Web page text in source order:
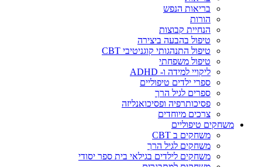
בריאות הנפש
הורות
הנחיית קבוצות
טיפול בהבעה ביצירה
טיפול התנהגותי קוגניטיבי CBT
טיפול משפחתי
ליקויי למידה ו- ADHD
ספרי ילדים טיפוליים
ספרים לגיל הרך
פסיכותרפיה ופסיכואנליזה
צרכים מיוחדים
משחקים טיפוליים
משחקים ב CBT
משחקים לגיל הרך
משחקים לילדים בגילאי בית ספר יסודי